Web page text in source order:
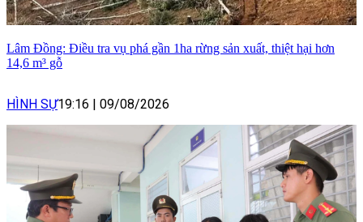
Lâm Đồng: Điều tra vụ phá gần 1ha rừng sản xuất, thiệt hại hơn
14,6 m³ gỗ
HÌNH SỰ19:16 09/08/2026